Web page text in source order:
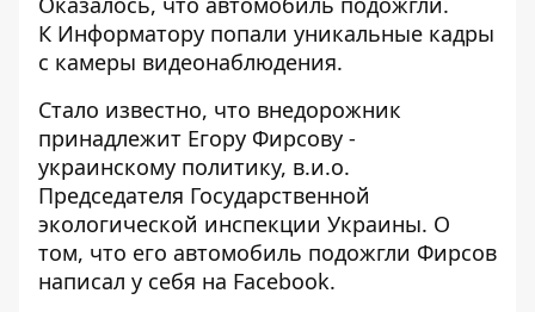
К Информатору попали уникальные кадры
с камеры видеонаблюдения.
Стало известно, что внедорожник
принадлежит Егору Фирсову -
украинскому политику, в.и.о.
Председателя Государственной
экологической инспекции Украины. О
том, что его автомобиль подожгли Фирсов
написал у себя на Facebook.